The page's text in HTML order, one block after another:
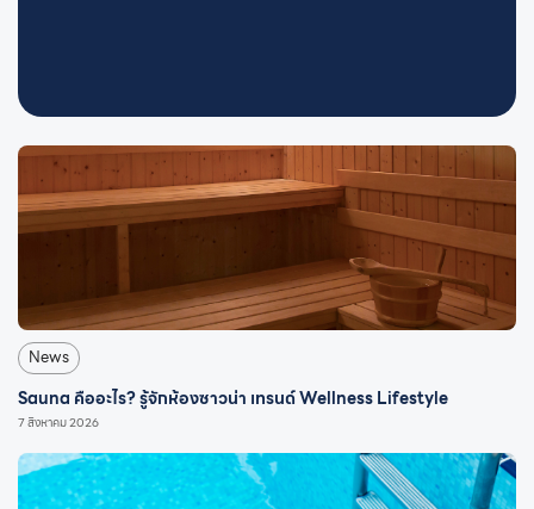
News
Sauna คืออะไร? รู้จักห้องซาวน่า เทรนด์ Wellness Lifestyle
7 สิงหาคม 2026